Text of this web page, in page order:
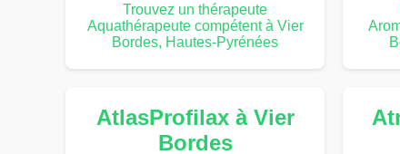
Trouvez un thérapeute
Aquathérapeute compétent à Vier
Bordes, Hautes-Pyrénées
AtlasProfilax à Vier
Bordes